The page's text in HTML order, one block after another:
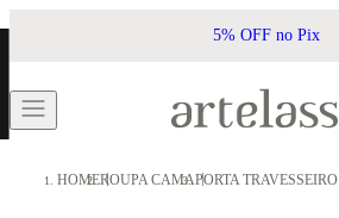
5% OFF no Pix
HOMEROUPA CAMAPORTA TRAVESSEIRO